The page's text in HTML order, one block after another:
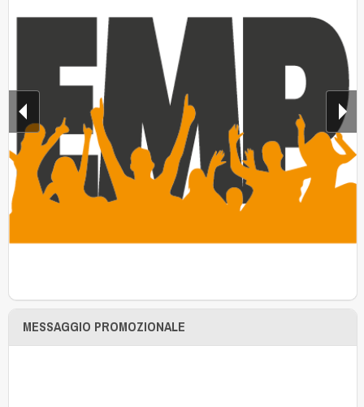
MESSAGGIO PROMOZIONALE